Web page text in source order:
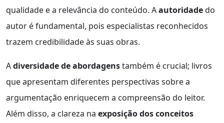
qualidade e a relevância do conteúdo. Aautoridadedo
autor é fundamental, pois especialistas reconhecidos
trazem credibilidade às suas obras.
Adiversidade de abordagenstambém é crucial; livros
que apresentam diferentes perspectivas sobre a
argumentação enriquecem a compreensão do leitor.
Além disso, a clareza na exposição dos conceitos